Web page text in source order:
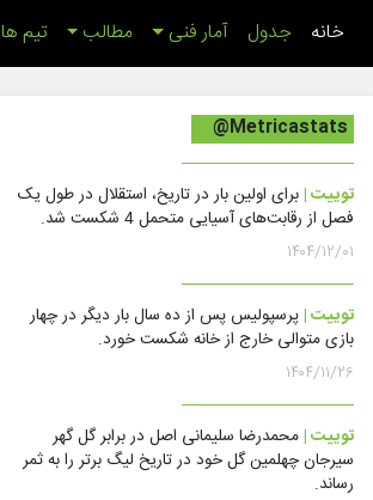
خانه (اینجا)
جدول آمار فنی مطالب تیم ها
@Metricastats
توییت |برای اولین بار در تاریخ، استقلال در طول یک
فصل از رقابت‌های آسیایی متحمل 4 شکست شد.
۱۴۰۴/۱۲/۰۱
توییت |پرسپولیس پس از ده سال بار دیگر در چهار
بازی متوالی خارج از خانه شکست خورد.
۱۴۰۴/۱۱/۲۶
توییت |محمدرضا سلیمانی اصل در برابر گل گهر
سیرجان چهلمین گل خود در تاریخ لیگ برتر را به ثمر
رساند.